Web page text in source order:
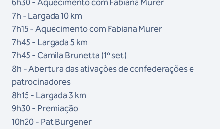
6h30 - Aquecimento com Fabiana Murer
7h - Largada 10 km
7h15 - Aquecimento com Fabiana Murer
7h45 - Largada 5 km
7h45 - Camila Brunetta (1º set)
8h - Abertura das ativações de confederações e
patrocinadores
8h15 - Largada 3 km
9h30 - Premiação
10h20 - Pat Burgener